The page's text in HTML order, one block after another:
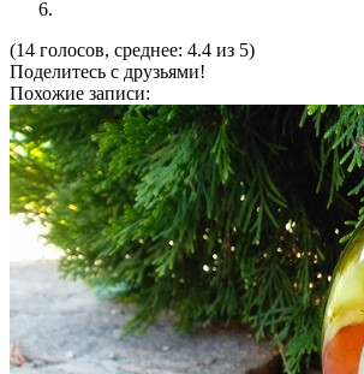
(14 голосов, среднее: 4.4 из 5)
Поделитесь с друзьями!
Похожие записи: